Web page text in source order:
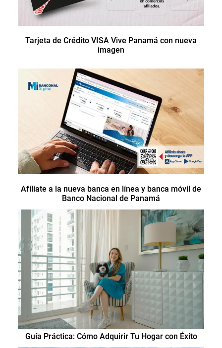
Tarjeta de Crédito VISA Vive Panamá con nueva
imagen
Afíliate a la nueva banca en línea y banca móvil de
Banco Nacional de Panamá
Guía Práctica: Cómo Adquirir Tu Hogar con Éxito